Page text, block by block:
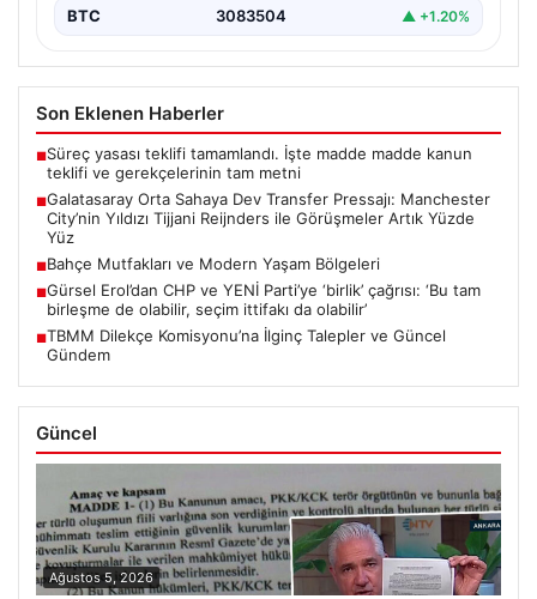
BTC 3083504 ▲ +1.20%
Son Eklenen Haberler
■Süreç yasası teklifi tamamlandı. İşte madde madde kanun
teklifi ve gerekçelerinin tam metni
■Galatasaray Orta Sahaya Dev Transfer Pressajı: Manchester
City’nin Yıldızı Tijjani Reijnders ile Görüşmeler Artık Yüzde
Yüz
■Bahçe Mutfakları ve Modern Yaşam Bölgeleri
■Gürsel Erol’dan CHP ve YENİ Parti’ye ‘birlik’ çağrısı: ‘Bu tam
birleşme de olabilir, seçim ittifakı da olabilir’
■TBMM Dilekçe Komisyonu’na İlginç Talepler ve Güncel
Gündem
Güncel
Ağustos 5, 2026